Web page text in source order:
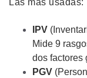
Las más usadas:
IPV
Mide 9
dos factores
PGV